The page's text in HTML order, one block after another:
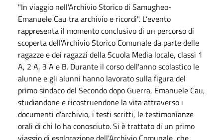
"In viaggio nell'Archivio Storico di Samugheo-
Emanuele Cau tra archivio e ricordi". L’evento
rappresenta il momento conclusivo di un percorso di
scoperta dell'Archivio Storico Comunale da parte delle
ragazze e dei ragazzi della Scuola Media locale, classi 1
A, 2 A, 3 A e B. Durante il corso dell'anno scolastico le
alunne e gli alunni hanno lavorato sulla figura del
primo sindaco del Secondo dopo Guerra, Emanuele Cau,
studiandone e ricostruendone la vita attraverso i
documenti d'archivio, i testi scritti, le testimonianze
orali di chi lo ha conosciuto. Si è trattato di un primo